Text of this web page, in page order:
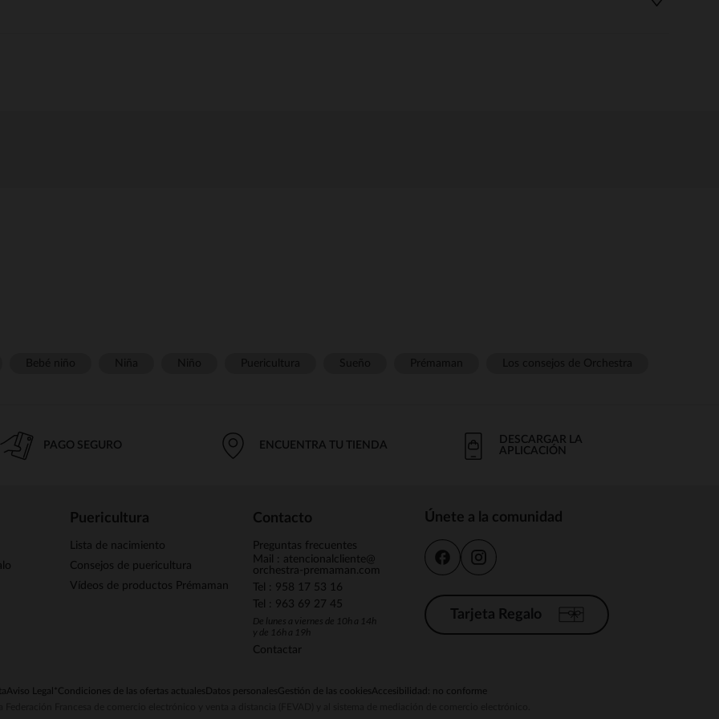
PAGO SEGURO ENCUENTRA TU TIENDA
DESCARGAR LA
APLICACIÓN
Puericultura
Lista de nacimiento
Consejos de puericultura
Vídeos de productos Prémaman
Contacto
Preguntas frecuentes
Mail : atencionalcliente@
orchestra-premaman.com
Tel : 958 17 53 16
Tel : 963 69 27 45
De lunes a viernes de 10h a 14h
y de 16h a 19h
Contactar
Únete a la comunidad
Tarjeta Regalo
Aviso Legal *Condiciones de las ofertas actuales Datos personalesGestión de las cookiesAccesibilidad: no conforme